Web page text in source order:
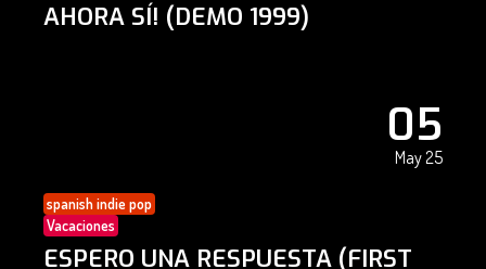
AHORA SÍ! (DEMO 1999)
05
May 25
spanish indie pop
Vacaciones
ESPERO UNA RESPUESTA (FIRST